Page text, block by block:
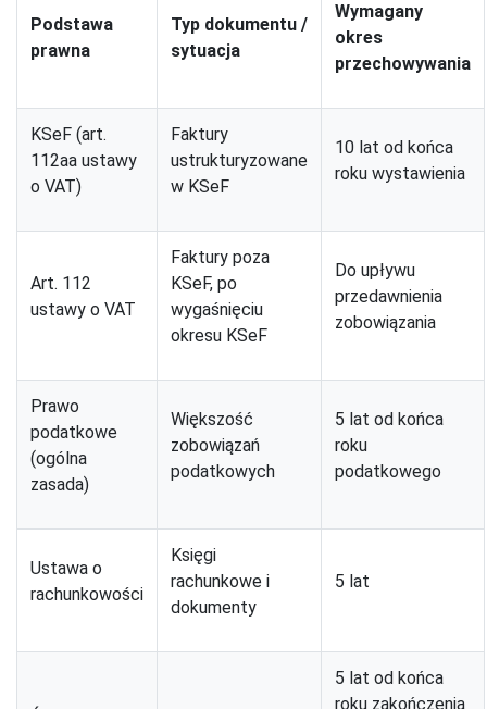
Podstawa
prawna
Typ dokumentu /
sytuacja
Wymagany
okres
przechowywania
KSeF (art.
112aa ustawy
o VAT)
Faktury
ustrukturyzowane
w KSeF
10 lat od końca
roku wystawienia
Art. 112
ustawy o VAT
Faktury poza
KSeF, po
wygaśnięciu
okresu KSeF
Do upływu
przedawnienia
zobowiązania
Prawo
podatkowe
(ogólna
zasada)
Większość
zobowiązań
podatkowych
5 lat od końca
roku
podatkowego
Ustawa o
rachunkowości
Księgi
rachunkowe i
dokumenty
5 lat
5 lat od końca
roku zakończenia